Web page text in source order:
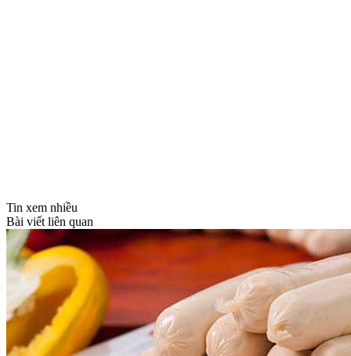
Tin xem nhiều
Bài viết liên quan